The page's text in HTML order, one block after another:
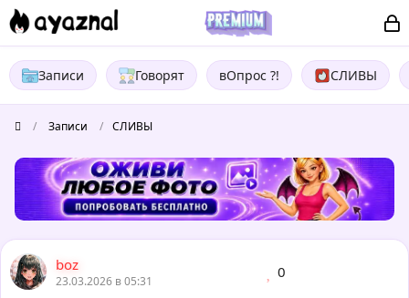
Записи Говорят вОпрос ?! СЛИВЫ
/ Записи / СЛИВЫ
boz
23.03.2026 в 05:31 0